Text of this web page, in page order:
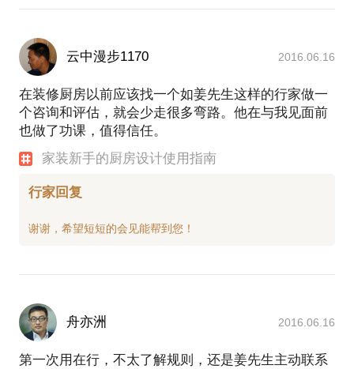
云中漫步1170 2016.06.16
在装修厨房以前应该找一个如姜先生这样的行家做一
个咨询和评估，就会少走很多弯路。他在与我见面前
也做了功课，值得信任。
家装新手的厨房设计使用指南
行家回复
舟亦洲 2016.06.16
第一次用在行，不太了解规则，还是姜先生主动联系